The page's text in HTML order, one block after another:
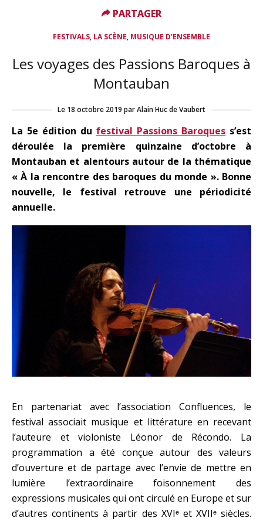
FESTIVALS, LA SCÈNE, MUSIQUE D'ENSEMBLE
Les voyages des Passions Baroques à
Montauban
Le 18 octobre 2019 parAlain Huc de Vaubert
La 5e édition du festival Passions Baroques s’est
déroulée la première quinzaine d’octobre à
Montauban et alentours autour de la thématique
« À la rencontre des baroques du monde ». Bonne
nouvelle, le festival retrouve une périodicité
annuelle.
En partenariat avec l’association Confluences, le
festival associait musique et littérature en recevant
l’auteure et violoniste Léonor de Récondo. La
programmation a été conçue autour des valeurs
d’ouverture et de partage avec l’envie de mettre en
lumière l’extraordinaire foisonnement des
expressions musicales qui ont circulé en Europe et sur
d’autres continents à partir des XVIᵉ et XVIIᵉ siècles.
PARTAGER
PARTAGER